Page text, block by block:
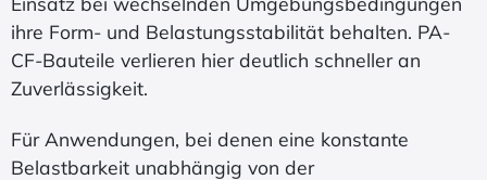
ihre Form- und Belastungsstabilität behalten. PA-
CF-Bauteile verlieren hier deutlich schneller an
Zuverlässigkeit.
Für Anwendungen, bei denen eine konstante
Belastbarkeit unabhängig von der